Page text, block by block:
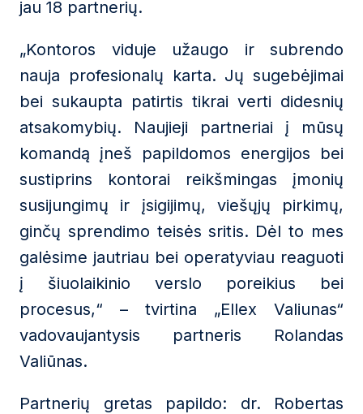
jau 18 partnerių.
„Kontoros viduje užaugo ir subrendo
nauja profesionalų karta. Jų sugebėjimai
bei sukaupta patirtis tikrai verti didesnių
atsakomybių. Naujieji partneriai į mūsų
komandą įneš papildomos energijos bei
sustiprins kontorai reikšmingas įmonių
susijungimų ir įsigijimų, viešųjų pirkimų,
ginčų sprendimo teisės sritis. Dėl to mes
galėsime jautriau bei operatyviau reaguoti
į šiuolaikinio verslo poreikius bei
procesus,“ – tvirtina „Ellex Valiunas“
vadovaujantysis partneris Rolandas
Valiūnas.
Partnerių gretas papildo: dr. Robertas